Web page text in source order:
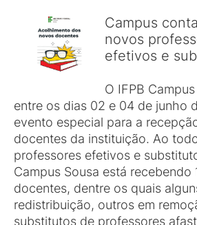
Campus
novos
efetivos e
O IFPB
entre os dias 02 e 04 de junho
evento especial para a
docentes da instituição. Ao
professores efetivos e
Campus Sousa está recebendo
docentes, dentre os quais
redistribuição, outros em
substitutos de professores